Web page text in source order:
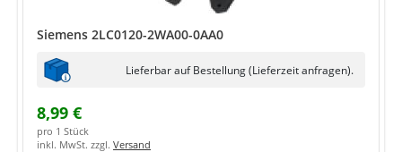
Siemens 2LC0120-2WA00-0AA0
Lieferbar auf Bestellung (Lieferzeit anfragen).
8,99 €
pro 1 Stück
inkl. MwSt. zzgl. Versand